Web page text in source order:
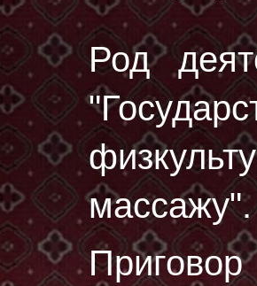
Род
массажу".